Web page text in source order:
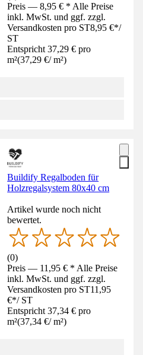
Preis — 8,95 € * Alle Preise
inkl. MwSt. und ggf. zzgl.
Versandkosten pro ST8,95 €*/
ST
Entspricht 37,29 € pro
m²(37,29 €/ m²)
Buildify Regalboden für
Holzregalsystem 80x40 cm
Artikel wurde noch nicht
bewertet.
(0)
Preis — 11,95 € * Alle Preise
inkl. MwSt. und ggf. zzgl.
Versandkosten pro ST11,95
€*/ ST
Entspricht 37,34 € pro
m²(37,34 €/ m²)